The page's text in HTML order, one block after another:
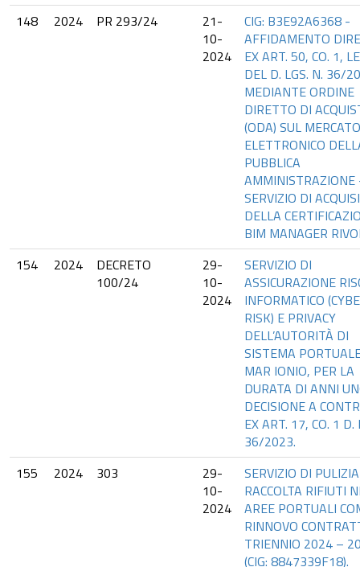
148
2024 PR 293/24
21-
10-
2024
CIG: B3E92A6368 -
AFFIDAMENTO
EX ART. 50, CO. 1,
DEL D. LGS. N. 36/
MEDIANTE ORDINE
DIRETTO DI
(ODA) SUL MERCATO
ELETTRONICO
PUBBLICA
AMMINISTRAZIONE
SERVIZIO DI
DELLA
BIM MANAGER
154
2024
DECRETO
100/24
29-
10-
2024
SERVIZIO DI
ASSICURAZIONE
INFORMATICO
RISK) E PRIVACY
DELL’AUTORITÀ DI
SISTEMA
MAR IONIO, PER LA
DURATA DI ANNI
DECISIONE A
EX ART. 17, CO. 1 D.
36/2023.
155
2024 303
29-
10-
2024
SERVIZIO DI
RACCOLTA RIFIUTI
AREE PORTUALI
RINNOVO
TRIENNIO 2024 –
(CIG: 8847339F18).